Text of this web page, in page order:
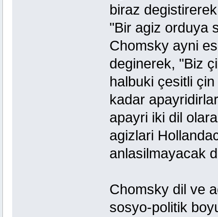
biraz
"Bir agiz orduya
Chomsky ayni
deginerek, "Biz
halbuki çesitli
kadar
apayri iki dil
agizlari
anlasilmayacak
Chomsky dil ve
sosyo-politik